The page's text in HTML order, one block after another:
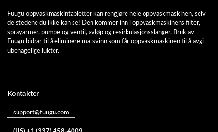
Fuugu oppvaskmaskintabletter kan rengjøre hele oppvaskmaskinen, selv
de stedene du ikke kan se! Den kommer inn i oppvaskmaskinens filter,
sprayarmer, pumpe og ventil, avløp og resirkulasjonsslanger. Bruk av
Fuugu bidrar til å eliminere matsvinn som får oppvaskmaskinen til å avgi
ubehagelige lukter.
Kontakter
support@fuugu.com